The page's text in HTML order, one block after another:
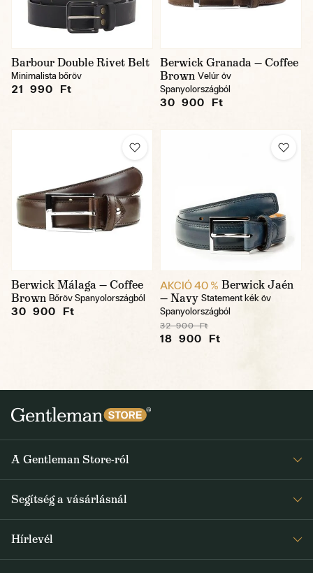
Barbour Double Rivet Belt
Minimalista bőröv
21 990 Ft
Berwick Granada — Coffee
Brown Velúr öv
Spanyolországból
30 900 Ft
Berwick Málaga — Coffee
Brown Bőröv Spanyolországból
30 900 Ft
AKCIÓ 40 % Berwick Jaén
— Navy Statement kék öv
Spanyolországból
32 900 Ft
18 900 Ft
A Gentleman Store-ról
Rólunk
Journal
Segítség a vásárlásnál
Hírlevél